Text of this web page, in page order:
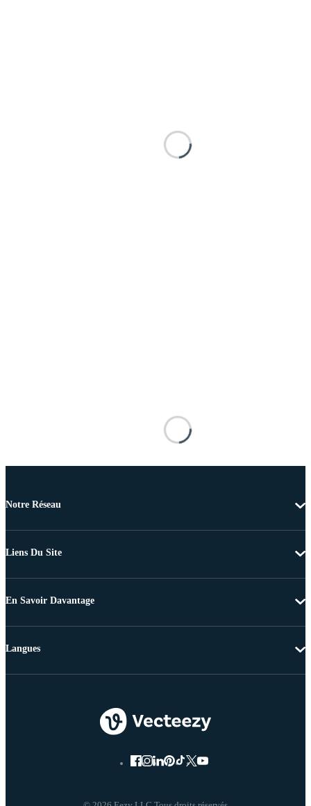
Notre Réseau
Liens Du Site
En Savoir Davantage
Langues